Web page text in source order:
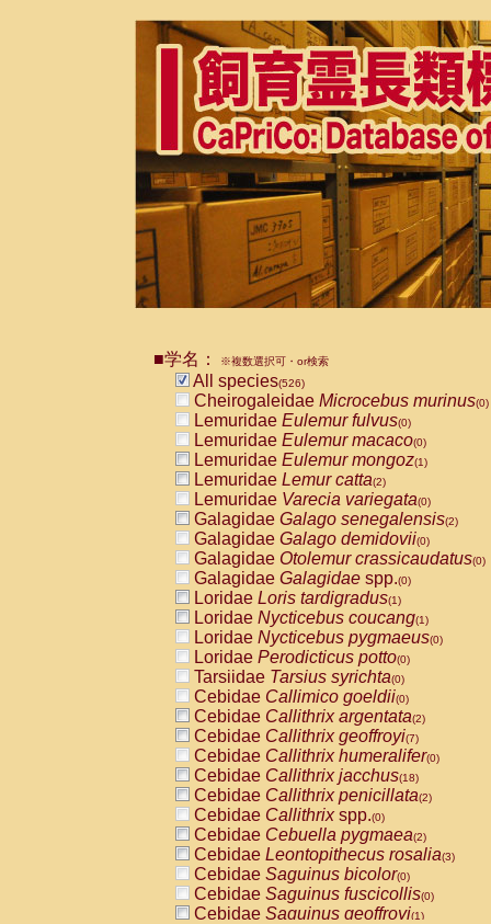
■学名： ※複数選択可・or検索
All species(526)
Cheirogaleidae Microcebus murinus(0)
Lemuridae Eulemur fulvus(0)
Lemuridae Eulemur macaco(0)
Lemuridae Eulemur mongoz(1)
Lemuridae Lemur catta(2)
Lemuridae Varecia variegata(0)
Galagidae Galago senegalensis(2)
Galagidae Galago demidovii(0)
Galagidae Otolemur crassicaudatus(0)
Galagidae Galagidae spp.(0)
Loridae Loris tardigradus(1)
Loridae Nycticebus coucang(1)
Loridae Nycticebus pygmaeus(0)
Loridae Perodicticus potto(0)
Tarsiidae Tarsius syrichta(0)
Cebidae Callimico goeldii(0)
Cebidae Callithrix argentata(2)
Cebidae Callithrix geoffroyi(7)
Cebidae Callithrix humeralifer(0)
Cebidae Callithrix jacchus(18)
Cebidae Callithrix penicillata(2)
Cebidae Callithrixspp.(0)
Cebidae Cebuella pygmaea(2)
Cebidae Leontopithecus rosalia(3)
Cebidae Saguinus bicolor(0)
Cebidae Saguinus fuscicollis(0)
Cebidae Saguinus geoffroyi(1)